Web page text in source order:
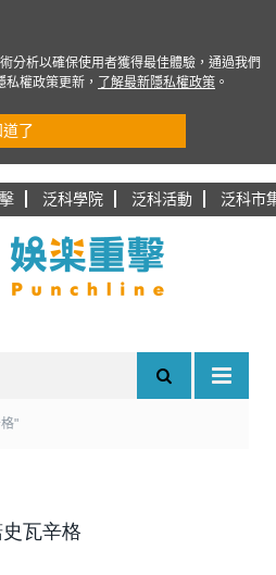
泛科學院 泛科活動 泛科市
"
史瓦辛格
分析以確保使用者獲得最佳體驗，通過我們
權政策更新，
了解最新隱私權政策 。
了